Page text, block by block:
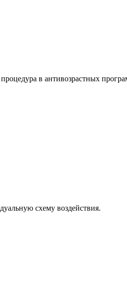
в антивозрастных
схему воздействия.